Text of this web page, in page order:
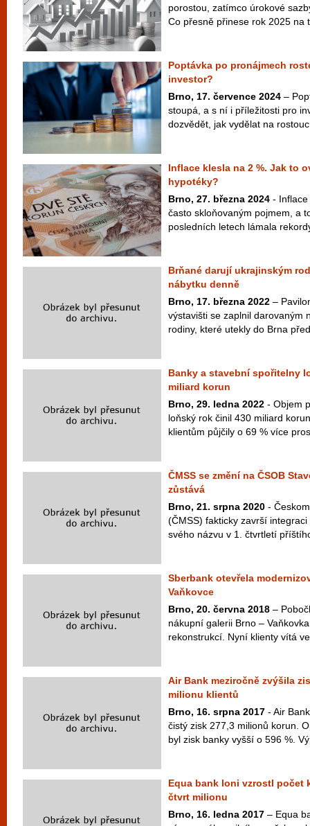
porostou, zatímco úrokové
Co přesně přinese rok 2025 na
Poptávka po pronájmech
investor?
Brno, 17. července 2024 –
stoupá, a s ní i příležitosti pro
dozvědět, jak vydělat na
Inflace klesla na 2 %. Jak to
hypotéky?
Brno, 27. března 2024 -
často skloňovaným pojmem, a
posledních letech lámala
Brňané darují ukrajinským
nábytku denně
Brno, 17. března 2022 –
výstavišti se zaplnil darovaným
rodiny, které utekly do Brna
Banky a stavební spořitelny
miliard korun
Brno, 29. ledna 2022 - Objem
loňský rok činil 430 miliard
klientům půjčily o 69 % více
ČMSS se změní na ČSOB
zůstává
Brno, 21. srpna 2020 -
(ČMSS) fakticky završí
svého názvu v 1. čtvrtletí
Sberbank otevřela
Vaňkovce
Brno, 20. června 2018 –
nákupní galerii Brno –
rekonstrukcí. Nyní klienty vítá
Air Bank meziročně zvýšila
milionu klientů
Brno, 16. srpna 2017 - Air
čistý zisk 277,3 milionů korun.
byl zisk banky vyšší o 596 %.
Equa bank loni vzrostl počet
čtvrt milionu
Brno, 16. ledna 2017 – Equa